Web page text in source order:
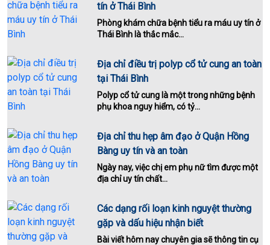
tín ở Thái Bình
Phòng khám chữa bệnh tiểu ra máu uy tín ở
Thái Bình là thắc mắc...
Địa chỉ điều trị polyp cổ tử cung an toàn
tại Thái Bình
Polyp cổ tử cung là một trong những bệnh
phụ khoa nguy hiểm, có tỷ...
Địa chỉ thu hẹp âm đạo ở Quận Hồng
Bàng uy tín và an toàn
Ngày nay, việc chị em phụ nữ tìm được một
địa chỉ uy tín chất...
Các dạng rối loạn kinh nguyệt thường
gặp và dấu hiệu nhận biết
Bài viết hôm nay chuyên gia sẽ thông tin cụ